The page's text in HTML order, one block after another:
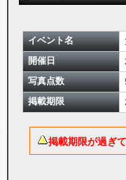
イベント名
開催日
写真点数
掲載期限
掲載期限が過ぎ